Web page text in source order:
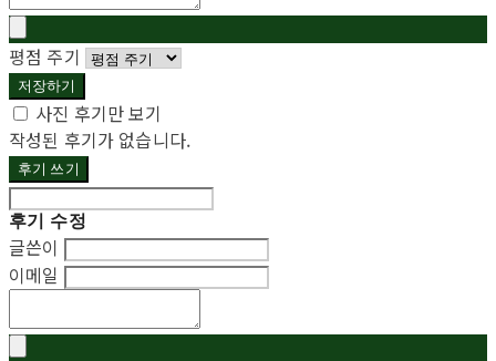
평점 주기
저장하기
사진 후기만 보기
작성된 후기가 없습니다.
후기 쓰기
후기 수정
글쓴이
이메일